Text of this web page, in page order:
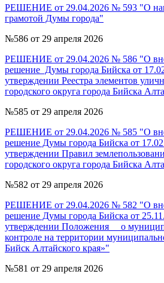
РЕШЕНИЕ от 29.04.2026 № 593 "О
грамотой Думы города"
№586 от 29 апреля 2026
РЕШЕНИЕ от 29.04.2026 № 586 "О
решение Думы города Бийска от
утверждении Реестра элементов
городского округа города Бийска
№585 от 29 апреля 2026
РЕШЕНИЕ от 29.04.2026 № 585 "О
решение Думы города Бийска от
утверждении Правил
городского округа города Бийска
№582 от 29 апреля 2026
РЕШЕНИЕ от 29.04.2026 № 582 "О
решение Думы города Бийска от
утверждении Положения о
контроле на территории
Бийск Алтайского края»"
№581 от 29 апреля 2026